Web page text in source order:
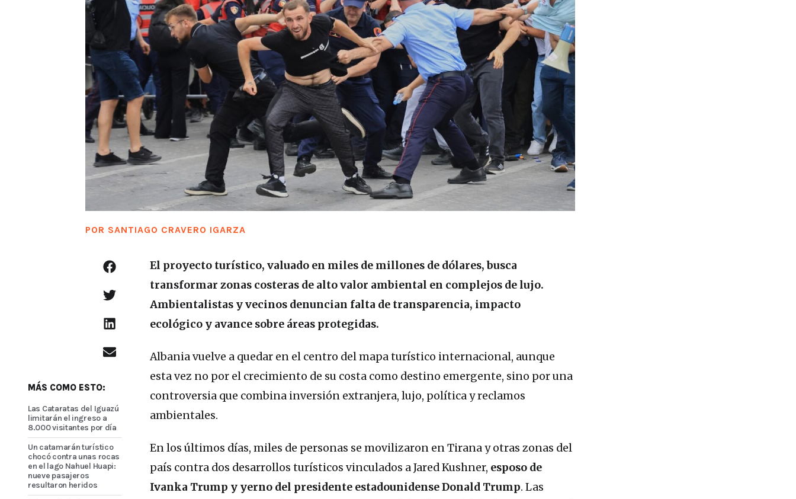
POR SANTIAGO CRAVERO IGARZA
MÁS COMO ESTO:
Las Cataratas del Iguazú
limitarán el ingreso a
8.000 visitantes por día
Un catamarán turístico
chocó contra unas rocas
en el lago Nahuel Huapi:
nueve pasajeros
resultaron heridos
El proyecto turístico, valuado en miles de millones de dólares, busca
transformar zonas costeras de alto valor ambiental en complejos de lujo.
Ambientalistas y vecinos denuncian falta de transparencia, impacto
ecológico y avance sobre áreas protegidas.
Albania vuelve a quedar en el centro del mapa turístico internacional, aunque
esta vez no por el crecimiento de su costa como destino emergente, sino por una
controversia que combina inversión extranjera, lujo, política y reclamos
ambientales.
En los últimos días, miles de personas se movilizaron en Tirana y otras zonas del
país contra dos desarrollos turísticos vinculados a Jared Kushner, esposo de
Ivanka Trump y yerno del presidente estadounidense Donald Trump. Las